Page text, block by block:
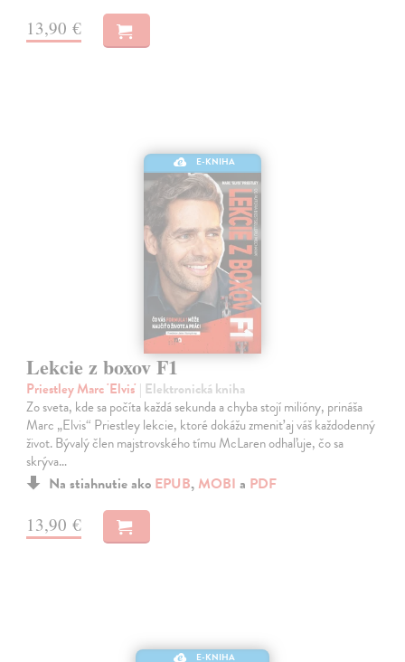
13,90 €
E-KNIHA
Lekcie z boxov F1
Priestley Marc 'Elvis' | Elektronická kniha
Zo sveta, kde sa počíta každá sekunda a chyba stojí milióny, prináša
Marc „Elvis“ Priestley lekcie, ktoré dokážu zmeniť aj váš každodenný
život. Bývalý člen majstrovského tímu McLaren odhaľuje, čo sa
skrýva…
Na stiahnutie ako EPUB, MOBI a PDF
13,90 €
E-KNIHA